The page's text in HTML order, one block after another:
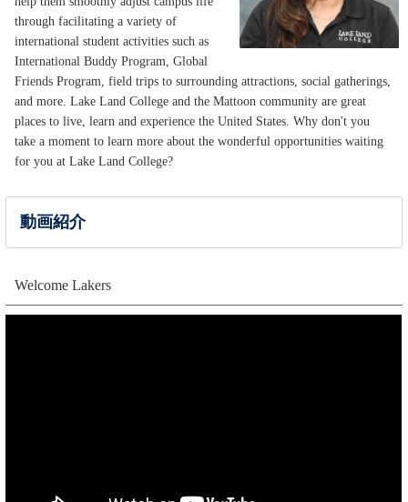
through facilitating a variety of
international student activities such as
International Buddy Program, Global
Friends Program, field trips to surrounding attractions, social gatherings,
and more. Lake Land College and the Mattoon community are great
places to live, learn and experience the United States. Why don't you
take a moment to learn more about the wonderful opportunities waiting
for you at Lake Land College?
動画紹介
Welcome Lakers